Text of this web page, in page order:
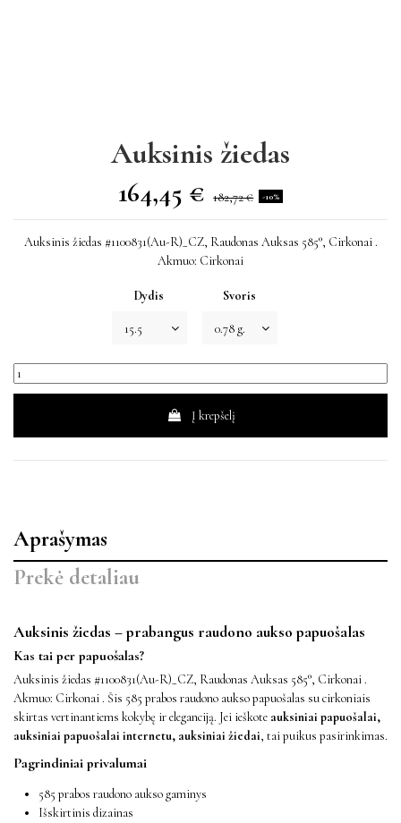
Auksinis žiedas
164,45 € 182,72 € -10%
Auksinis žiedas #1100831(Au-R)_CZ, Raudonas Auksas 585°, Cirkonai .
Akmuo: Cirkonai
Dydis Svoris
Į krepšelį
Aprašymas
Prekė detaliau
Auksinis žiedas – prabangus raudono aukso papuošalas
Kas tai per papuošalas?
Auksinis žiedas #1100831(Au-R)_CZ, Raudonas Auksas 585°, Cirkonai .
Akmuo: Cirkonai . Šis 585 prabos raudono aukso papuošalas su cirkoniais
skirtas vertinantiems kokybę ir eleganciją. Jei ieškote auksiniai papuošalai,
auksiniai papuošalai internetu, auksiniai žiedai, tai puikus pasirinkimas.
Pagrindiniai privalumai
585 prabos raudono aukso gaminys
Išskirtinis dizainas